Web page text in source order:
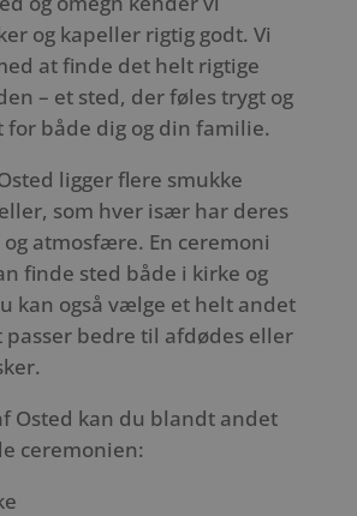
og kapeller rigtig godt. Vi
at finde det helt rigtige
– et sted, der føles trygt og
både dig og din familie.
ligger flere smukke
som hver især har deres
atmosfære. En ceremoni
finde sted både i kirke og
kan også vælge et helt andet
passer bedre til afdødes eller
Osted kan du blandt andet
ceremonien: